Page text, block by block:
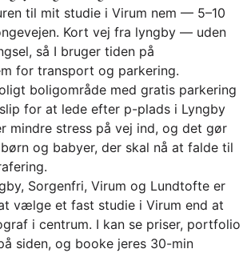
til mit studie i Virum nem — 5–10
Kort vej fra lyngby — uden
så I bruger tiden på
for transport og parkering.
boligområde med gratis parkering
for at lede efter p-plads i Lyngby
mindre stress på vej ind, og det gør
og babyer, der skal nå at falde til
Sorgenfri, Virum og Lundtofte er
vælge et fast studie i Virum end at
i centrum. I kan se priser, portfolio
siden, og booke jeres 30-min